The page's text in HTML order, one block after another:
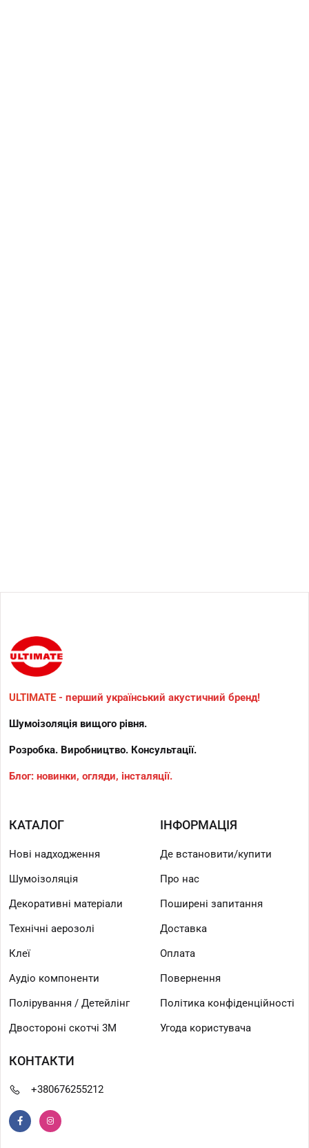
ULTIMATE - перший український акустичний бренд!
Шумоізоляція вищого рівня.
Розробка. Виробництво. Консультації.
Блог: новинки, огляди, інсталяції.
КАТАЛОГ
Нові надходження
Шумоізоляція
Декоративні матеріали
Технічні аерозолі
Клеї
Аудіо компоненти
Полірування / Детейлінг
Двостороні скотчі 3М
ІНФОРМАЦІЯ
Де встановити/купити
Про нас
Поширені запитання
Доставка
Оплата
Повернення
Політика конфіденційності
Угода користувача
КОНТАКТИ
+380676255212